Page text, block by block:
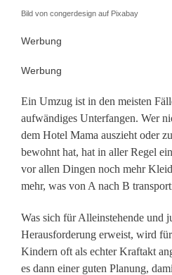
Bild von congerdesign auf Pixabay
Werbung
Werbung
Ein Umzug ist in den meisten
aufwändiges Unterfangen. Wer
dem Hotel Mama auszieht oder
bewohnt hat, hat in aller Regel
vor allen Dingen noch mehr
mehr, was von A nach B
Was sich für Alleinstehende und
Herausforderung erweist, wird
Kindern oft als echter Kraftakt
es dann einer guten Planung,